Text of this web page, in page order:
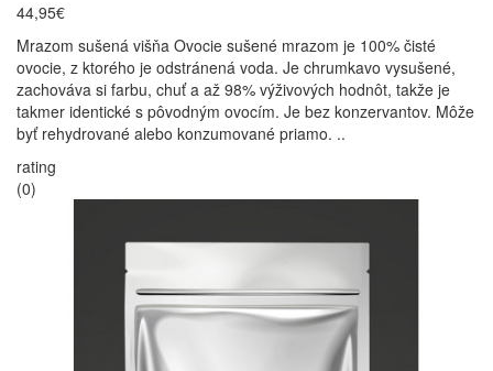
44,95€
Mrazom sušená višňa Ovocie sušené mrazom je 100% čisté
ovocie, z ktorého je odstránená voda. Je chrumkavo vysušené,
zachováva si farbu, chuť a až 98% výživových hodnôt, takže je
takmer identické s pôvodným ovocím. Je bez konzervantov. Môže
byť rehydrované alebo konzumované priamo. ..
rating
(0)